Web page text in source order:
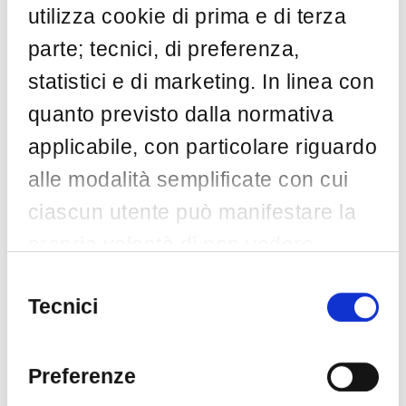
utilizza cookie di prima e di terza
parte; tecnici, di preferenza,
statistici e di marketing. In linea con
quanto previsto dalla normativa
applicabile, con particolare riguardo
alle modalità semplificate con cui
ciascun utente può manifestare la
propria volontà di non vedere
tipologie di cookie non necessari,
momento il consenso, se già
delTecnici
Preferenze
CyberSecurity
ExperThinkers
Offensive
iOS Strings